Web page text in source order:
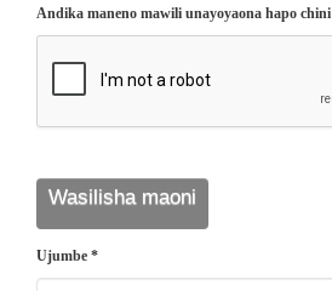
Andika maneno mawili unayoyaona hapo chini
Ujumbe *